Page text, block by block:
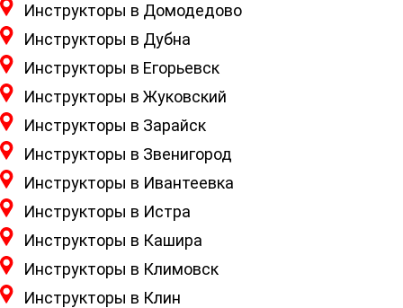
Инструкторы в Домодедово
Инструкторы в Дубна
Инструкторы в Егорьевск
Инструкторы в Жуковский
Инструкторы в Зарайск
Инструкторы в Звенигород
Инструкторы в Ивантеевка
Инструкторы в Истра
Инструкторы в Кашира
Инструкторы в Климовск
Инструкторы в Клин